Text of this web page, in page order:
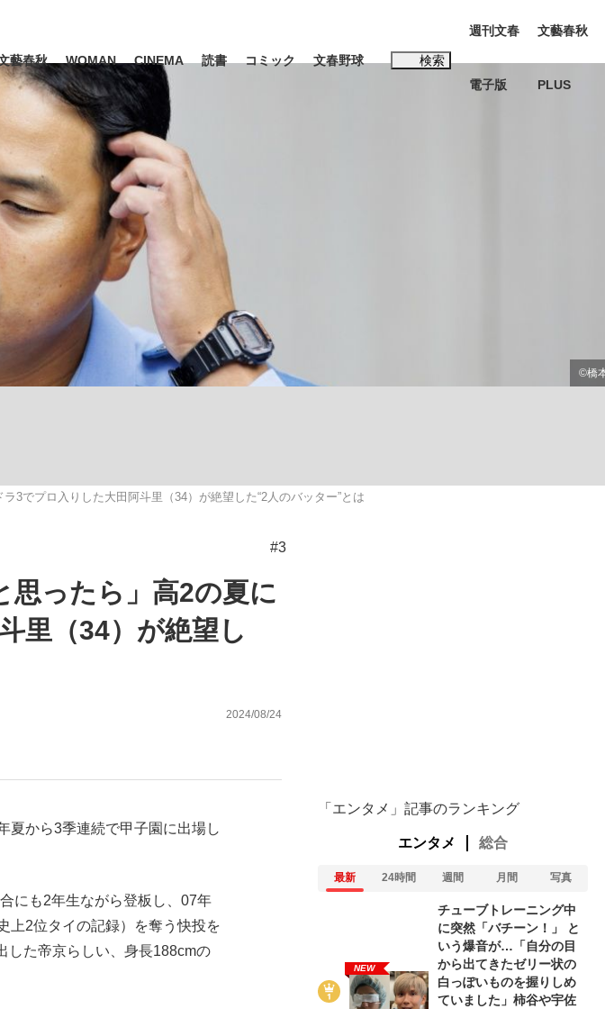
ビジネス
皇室典範改正は「だまし討ち」…五摂家筆頭・近衛家の血を引く元首相・...
日本生まれのK-POPアイドルたち
見る
藝春秋 WOMAN CINEMA 読書 コミック 文春野球 検索
キーワード入力
#森岡毅 #城彰二 #内田有紀
#松田聖子
週刊文春
電子版
文藝春秋
PLUS
3でプロ入りした大田阿斗里（34）が絶望した“2人のバッター”とは
#3
思ったら」高2の夏に
里（34）が絶望し
2024/08/24
から3季連続で甲子園に出場し
にも2年生ながら登板し、07年
上2位タイの記録）を奪う快投を
した帝京らしい、身長188cmの
「エンタメ」記事のランキング
エンタメ 総合
最新 24時間 週間 月間 写真
NEW
チューブトレーニング中
に突然「バチーン！」 と
いう爆音が…「自分の目
から出てきたゼリー状の
白っぽいものを握りしめ
ていました」柿谷や宇佐